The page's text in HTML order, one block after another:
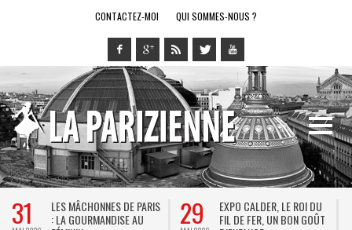
CONTACTEZ-MOI QUI SOMMES-NOUS ?
31
LES MÂCHONNES DE PARIS
: LA GOURMANDISE AU
29
EXPO CALDER, LE ROI DU
FIL DE FER, UN BON GOÛT